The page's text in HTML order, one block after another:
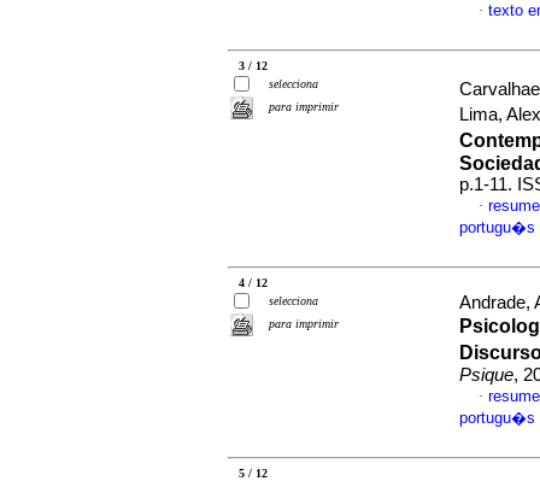
· texto
3 / 12
selecciona
para imprimir
Lima,
p.1-11.
·
portugu�s
4 / 12
selecciona
para imprimir
Andrade,
Psique,
·
portugu�s
5 / 12